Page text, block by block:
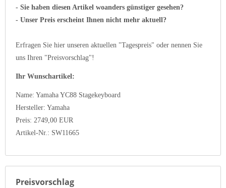
- Sie haben diesen Artikel woanders günstiger gesehen?
- Unser Preis erscheint Ihnen nicht mehr aktuell?
Erfragen Sie hier unseren aktuellen "Tagespreis" oder nennen Sie
uns Ihren "Preisvorschlag"!
Ihr Wunschartikel:
Name: Yamaha YC88 Stagekeyboard
Hersteller: Yamaha
Preis: 2749,00 EUR
Artikel-Nr.: SW11665
Preisvorschlag